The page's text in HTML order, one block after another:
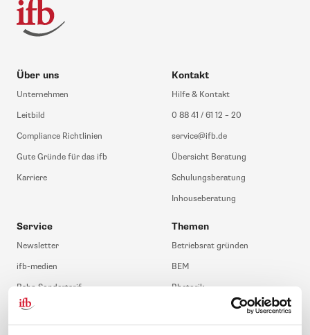
Über uns
Unternehmen
Leitbild
Compliance Richtlinien
Gute Gründe für das ifb
Karriere
Kontakt
Hilfe & Kontakt
0 88 41 / 61 12 – 20
service@ifb.de
Übersicht Beratung
Schulungsberatung
Inhouseberatung
Service
Newsletter
ifb-medien
Bahn Sondertarif
meinifb
Downloads & Formulare
Themen
Betriebsrat gründen
BEM
Rhetorik
SBV-Wahl